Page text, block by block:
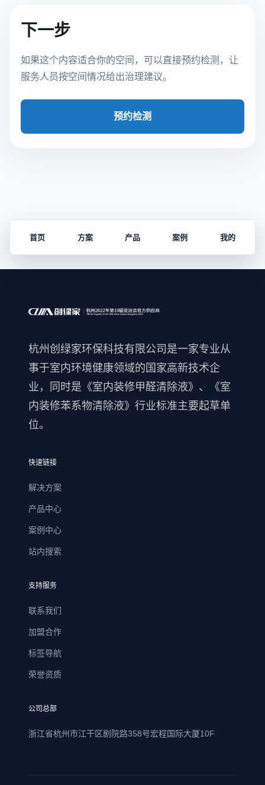
下一步
如果这个内容适合你的空间，可以直接预约检测，让
服务人员按空间情况给出治理建议。
预约检测
首页 方案 产品 案例 我的
杭州创绿家环保科技有限公司是一家专业从
事于室内环境健康领域的国家高新技术企
业，同时是《室内装修甲醛清除液》、《室
内装修苯系物清除液》行业标准主要起草单
位。
快速链接
解决方案
产品中心
案例中心
站内搜索
支持服务
联系我们
加盟合作
标签导航
荣誉资质
公司总部
浙江省杭州市江干区剧院路358号宏程国际大厦10F